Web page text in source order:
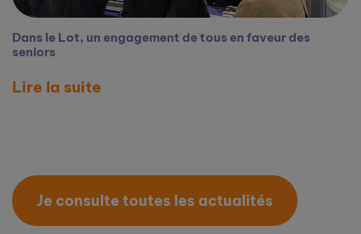
Dans le Lot, un engagement de tous en faveur des
seniors
Lire la suite
Je consulte toutes les actualités